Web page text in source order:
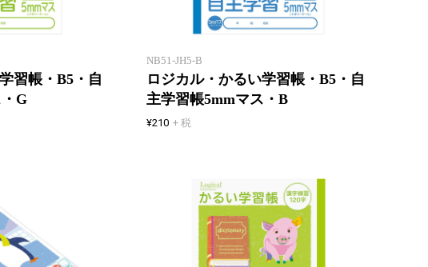
ロジカ
習帳・B5・自
G
「エアー用紙」を使用したロジカ
NB51-JH5-B
ロジカル・かるい学習帳・B5・自
主学習帳5mmマス・B
¥210 + 税